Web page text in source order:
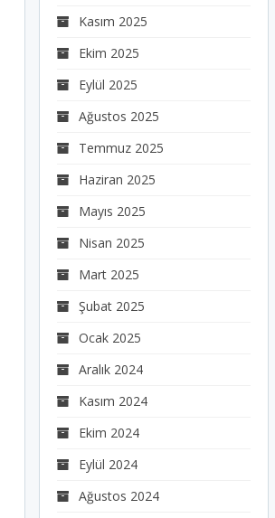
Kasım 2025
Ekim 2025
Eylül 2025
Ağustos 2025
Temmuz 2025
Haziran 2025
Mayıs 2025
Nisan 2025
Mart 2025
Şubat 2025
Ocak 2025
Aralık 2024
Kasım 2024
Ekim 2024
Eylül 2024
Ağustos 2024